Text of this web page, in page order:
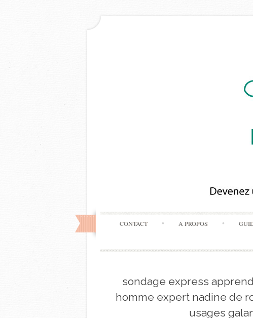
CONTACT A PROPOS
sondage express
homme expert nadine de
usages